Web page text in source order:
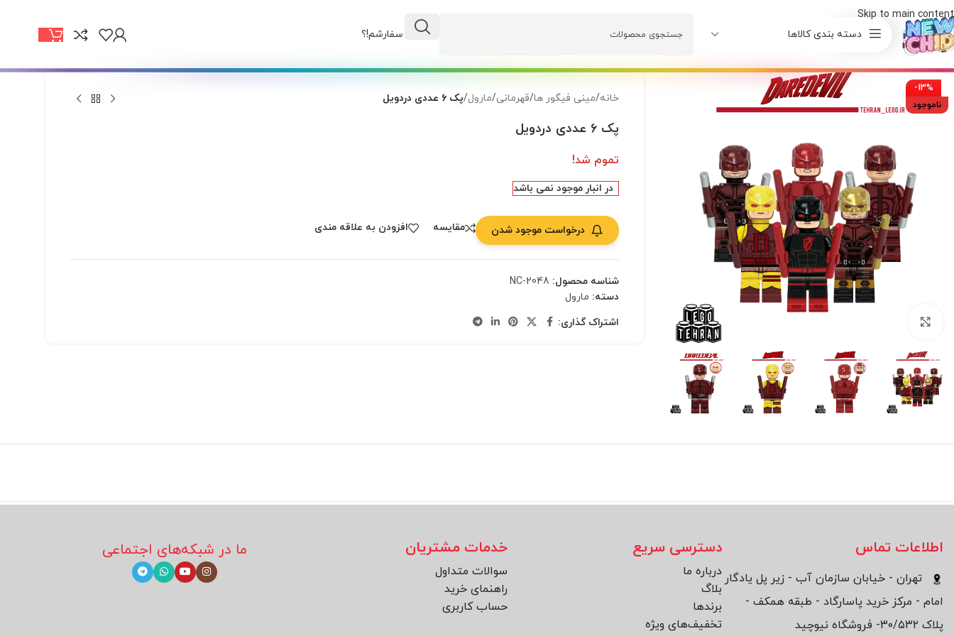
Skip to main content
دسته بندی کالاها
وضعیت سفارشم!؟
-13%
ناموجود
خانه/مینی فیگور ها/قهرمانی/مارول/پک ۶ عددی دردویل
پک ۶ عددی دردویل
تموم شد!
در انبار موجود نمی باشد
درخواست موجود شدن مقایسه افزودن به علاقه مندی
شناسه محصول: NC-2048
دسته: مارول
اشتراک گذاری:
اطلاعات تماس
تهران - خیابان سازمان آب - زیر پل یادگار
امام - مرکز خرید پاسارگاد - طبقه همکف -
پلاک ۳۰/۵۳۲- فروشگاه نیوچید
دسترسی سریع
درباره ما
بلاگ
برند‌ها
تخفیف‌های ویژه
خدمات مشتریان
سوالات متداول
راهنمای خرید
حساب کاربری
ما در شبکه‌های اجتماعی